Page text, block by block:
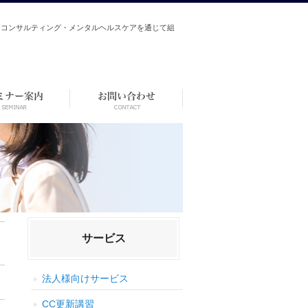
ンサルティング・メンタルヘルスケアを通じて組
サービス
法人様向けサービス
CC更新講習